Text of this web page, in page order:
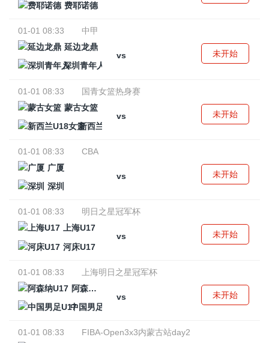
费耶诺德
01-01 08:33
中甲
延边龙鼎
vs
深圳青年人
未开始
01-01 08:33
国青女篮热身赛
蒙古女篮
vs
新西兰U18女篮
未开始
01-01 08:33
CBA
广厦
vs
深圳
未开始
01-01 08:33
明日之星冠军杯
上海U17
vs
河床U17
未开始
01-01 08:33
上海明日之星冠军杯
阿森纳U17
vs
中国男足U17
未开始
01-01 08:33
FIBA-Open3x3内蒙古站day2